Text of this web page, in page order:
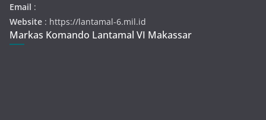
Email :
Website : https://lantamal-6.mil.id
Markas Komando Lantamal VI Makassar